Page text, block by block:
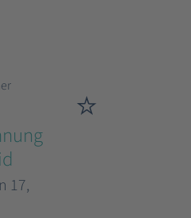
17,